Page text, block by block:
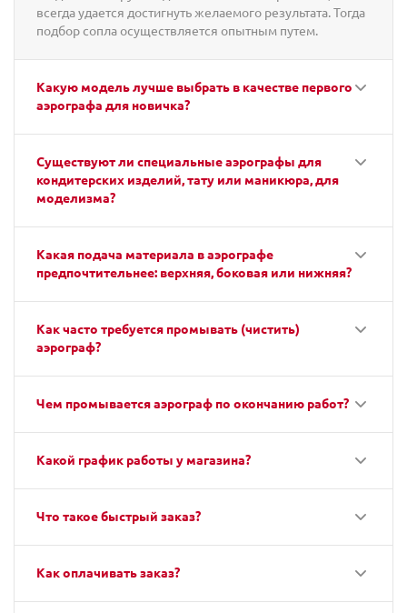
всегда удается достигнуть желаемого результата. Тогда
подбор сопла осуществляется опытным путем.
Какую модель лучше выбрать в качестве первого
аэрографа для новичка?
Существуют ли специальные аэрографы для
кондитерских изделий, тату или маникюра, для
моделизма?
Какая подача материала в аэрографе
предпочтительнее: верхняя, боковая или нижняя?
Как часто требуется промывать (чистить)
аэрограф?
Чем промывается аэрограф по окончанию работ?
Какой график работы у магазина?
Что такое быстрый заказ?
Как оплачивать заказ?